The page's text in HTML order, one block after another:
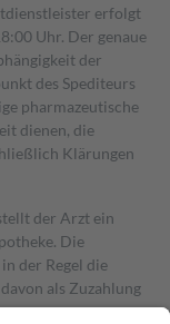
erfolgt
Uhr. Der genaue
der
des Spediteurs
pharmazeutische
dienen, die
Klärungen
der Arzt ein
Die
der Regel die
als Zuzahlung